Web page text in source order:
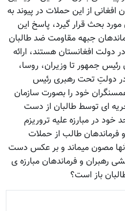
افغانی از این حملات در پیوند به
بحث قرار گیرد، پاسخ این
جبهه مقاومت ضد طالبان
افغانستان هستند، ارائه
رئیس جمهور تا وزیران، روسا،
در دولتِ تحت رهبری رئیس
خود را بصورت سازمان
ای توسط طالبان از دست
خود در مبارزه علیه تروریزم
فرماندهان طالب از حملات
مصون میماند و بر عکس دست
رهبران و فرماندهان مبارزه ی
باز است؟